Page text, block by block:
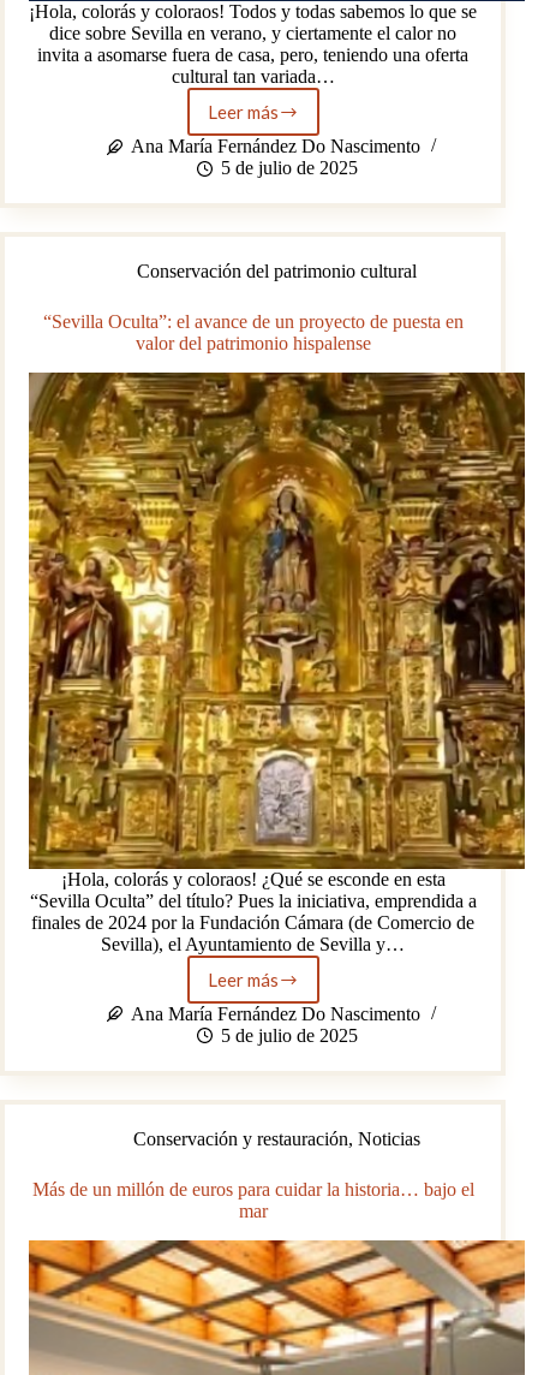
¡Hola, colorás y coloraos! Todos y todas sabemos lo que se
dice sobre Sevilla en verano, y ciertamente el calor no
invita a asomarse fuera de casa, pero, teniendo una oferta
cultural tan variada…
Leer másExposición
en
el
de
los
en
Archivo
Histórico
Sevilla:
Ana María Fernández Do Nascimento
5 de julio de 2025
Conservación del patrimonio cultural
“Sevilla Oculta”: el avance de un proyecto de puesta en
valor del patrimonio hispalense
¡Hola, colorás y coloraos! ¿Qué se esconde en esta
“Sevilla Oculta” del título? Pues la iniciativa, emprendida a
finales de 2024 por la Fundación Cámara (de Comercio de
Sevilla), el Ayuntamiento de Sevilla y…
Leer más“Sevilla
Oculta”:
el
de
un
de
en
valor
patrimonio
hispalense
Ana María Fernández Do Nascimento
5 de julio de 2025
Conservación y restauración,Noticias
Más de un millón de euros para cuidar la historia… bajo el
mar